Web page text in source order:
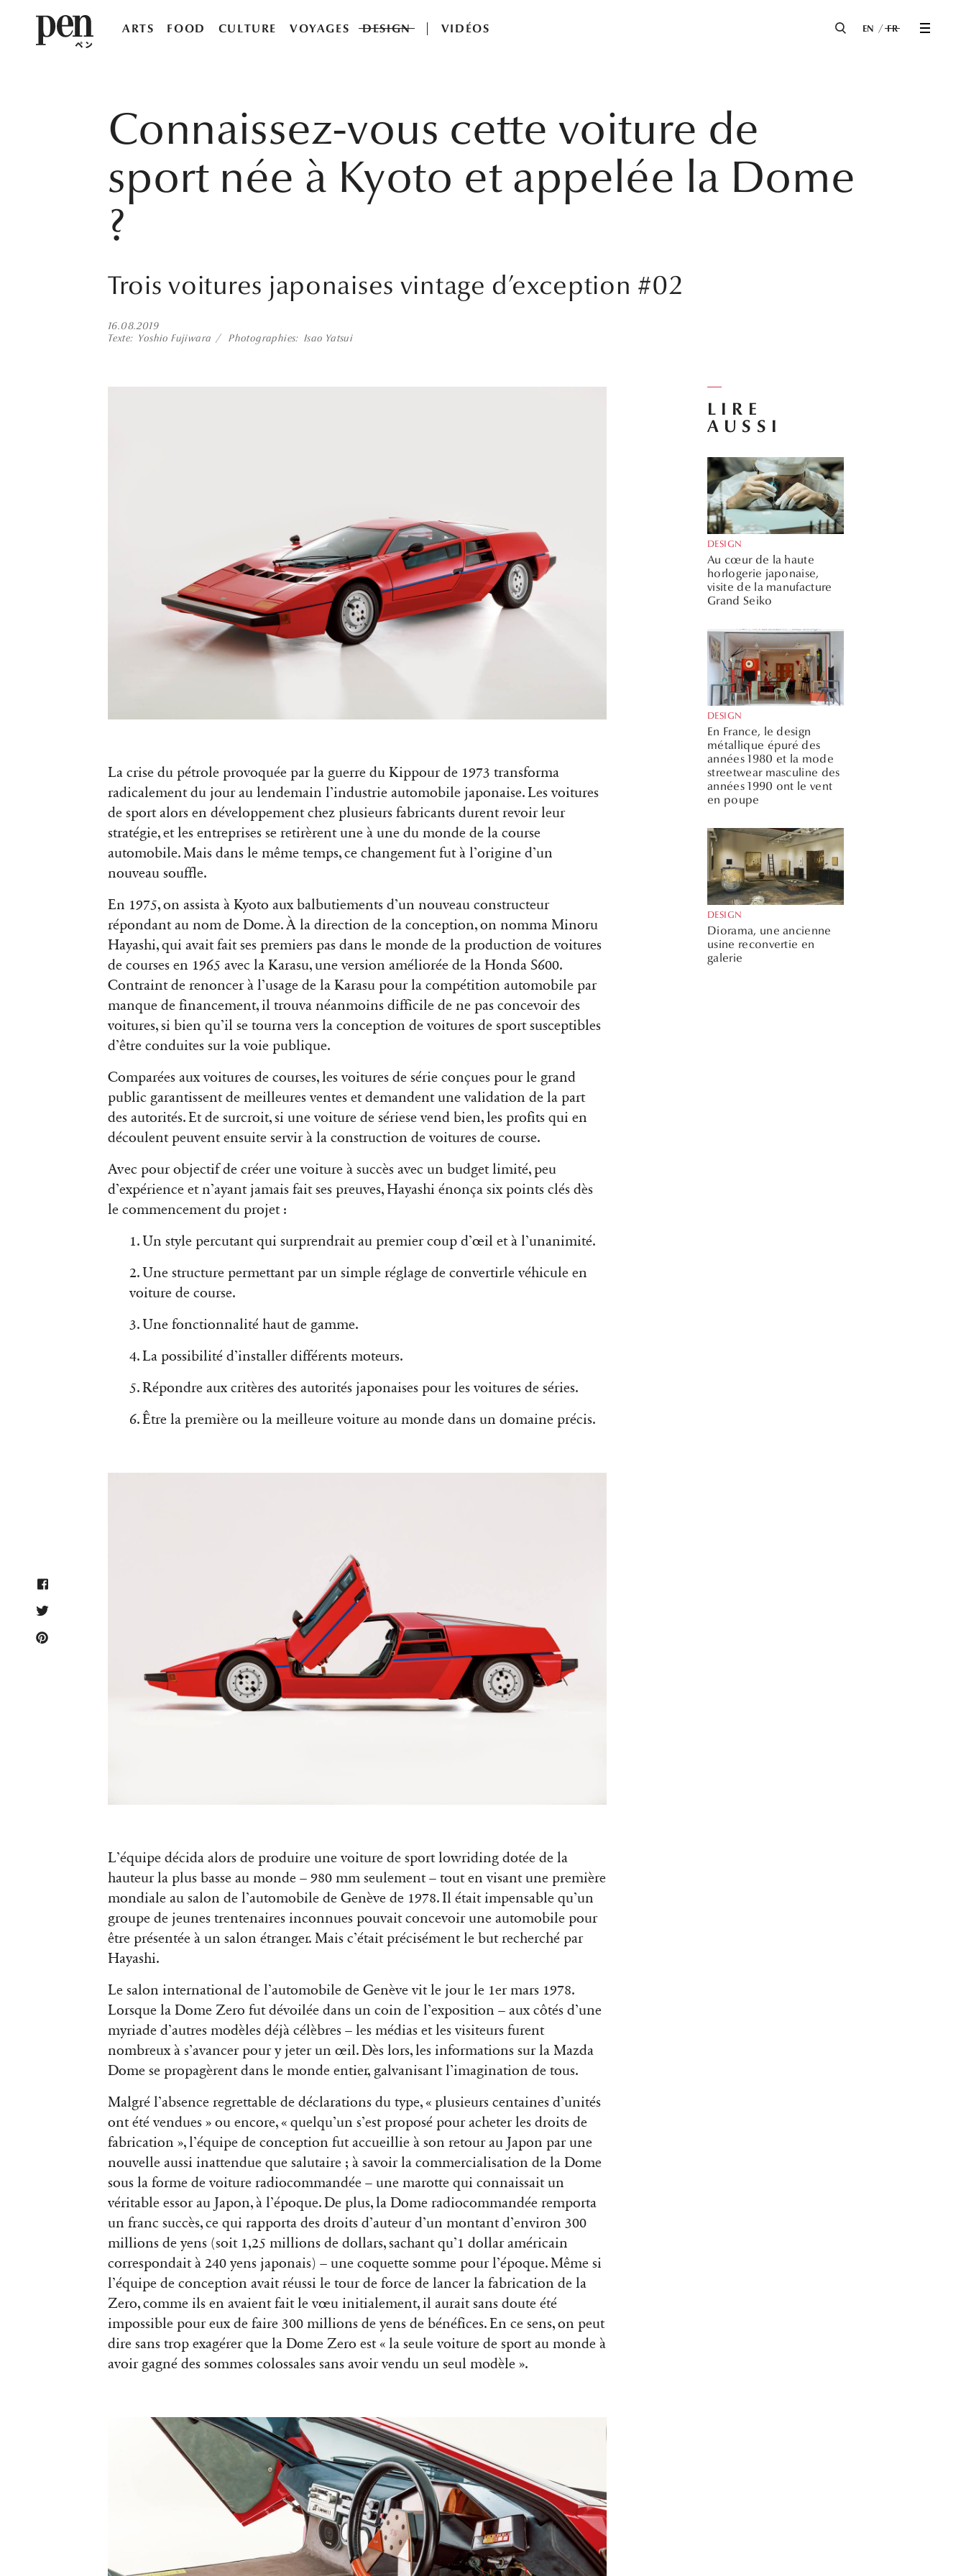
ARTS FOOD CULTURE VOYAGES DESIGN VIDÉOS EN FR
Connaissez-vous cette voiture de
sport née à Kyoto et appelée la Dome
?
Trois voitures japonaises vintage d’exception #02
16.08.2019
Texte
Yoshio Fujiwara Photographies Isao Yatsui
La crise du pétrole provoquée par la guerre du Kippour de 1973 transforma
radicalement du jour au lendemain l’industrie automobile japonaise. Les voitures
de sport alors en développement chez plusieurs fabricants durent revoir leur
stratégie, et les entreprises se retirèrent une à une du monde de la course
automobile. Mais dans le même temps, ce changement fut à l’origine d’un
nouveau souffle.
En 1975, on assista à Kyoto aux balbutiements d’un nouveau constructeur
répondant au nom de Dome. À la direction de la conception, on nomma Minoru
Hayashi, qui avait fait ses premiers pas dans le monde de la production de voitures
de courses en 1965 avec la Karasu, une version améliorée de la Honda S600.
Contraint de renoncer à l’usage de la Karasu pour la compétition automobile par
manque de financement, il trouva néanmoins difficile de ne pas concevoir des
voitures, si bien qu’il se tourna vers la conception de voitures de sport susceptibles
d’être conduites sur la voie publique.
Comparées aux voitures de courses, les voitures de série conçues pour le grand
public garantissent de meilleures ventes et demandent une validation de la part
des autorités. Et de surcroit, si une voiture de sériese vend bien, les profits qui en
découlent peuvent ensuite servir à la construction de voitures de course.
Avec pour objectif de créer une voiture à succès avec un budget limité, peu
d’expérience et n’ayant jamais fait ses preuves, Hayashi énonça six points clés dès
le commencement du projet :
1. Un style percutant qui surprendrait au premier coup d’œil et à l’unanimité.
2. Une structure permettant par un simple réglage de convertirle véhicule en
voiture de course.
3. Une fonctionnalité haut de gamme.
4. La possibilité d’installer différents moteurs.
5. Répondre aux critères des autorités japonaises pour les voitures de séries.
6. Être la première ou la meilleure voiture au monde dans un domaine précis.
L’équipe décida alors de produire une voiture de sport lowriding dotée de la
hauteur la plus basse au monde – 980 mm seulement – tout en visant une première
mondiale au salon de l’automobile de Genève de 1978. Il était impensable qu’un
groupe de jeunes trentenaires inconnues pouvait concevoir une automobile pour
être présentée à un salon étranger. Mais c’était précisément le but recherché par
Hayashi.
Le salon international de l’automobile de Genève vit le jour le 1er mars 1978.
Lorsque la Dome Zero fut dévoilée dans un coin de l’exposition – aux côtés d’une
myriade d’autres modèles déjà célèbres – les médias et les visiteurs furent
nombreux à s’avancer pour y jeter un œil. Dès lors, les informations sur la Mazda
Dome se propagèrent dans le monde entier, galvanisant l’imagination de tous.
Malgré l’absence regrettable de déclarations du type, « plusieurs centaines d’unités
ont été vendues » ou encore, « quelqu’un s’est proposé pour acheter les droits de
fabrication », l’équipe de conception fut accueillie à son retour au Japon par une
nouvelle aussi inattendue que salutaire ; à savoir la commercialisation de la Dome
sous la forme de voiture radiocommandée – une marotte qui connaissait un
véritable essor au Japon, à l’époque. De plus, la Dome radiocommandée remporta
un franc succès, ce qui rapporta des droits d’auteur d’un montant d’environ 300
millions de yens (soit 1,25 millions de dollars, sachant qu’1 dollar américain
correspondait à 240 yens japonais) – une coquette somme pour l’époque. Même si
l’équipe de conception avait réussi le tour de force de lancer la fabrication de la
Zero, comme ils en avaient fait le vœu initialement, il aurait sans doute été
impossible pour eux de faire 300 millions de yens de bénéfices. En ce sens, on peut
dire sans trop exagérer que la Dome Zero est « la seule voiture de sport au monde à
avoir gagné des sommes colossales sans avoir vendu un seul modèle ».
LIRE
AUSSI
DESIGN
Au cœur de la haute
horlogerie japonaise,
visite de la manufacture
Grand Seiko
DESIGN
En France, le design
métallique épuré des
années 1980 et la mode
streetwear masculine des
années 1990 ont le vent
en poupe
DESIGN
Diorama, une ancienne
usine reconvertie en
galerie